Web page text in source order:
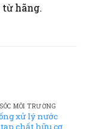
hãng.
MÔI TRƯỜNG
xử lý nước
chất hữu cơ